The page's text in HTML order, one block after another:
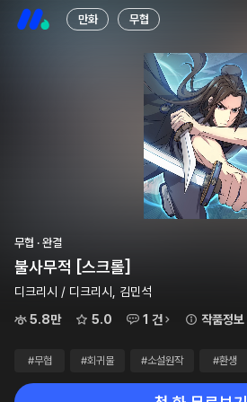
만화 무협
무협 · 완결
불사무적 [스크롤]
디크리시 / 디크리시, 김민석
5.8만
5.0 1 건 작품정보
#무협 #회귀물 #소설원작 #환생